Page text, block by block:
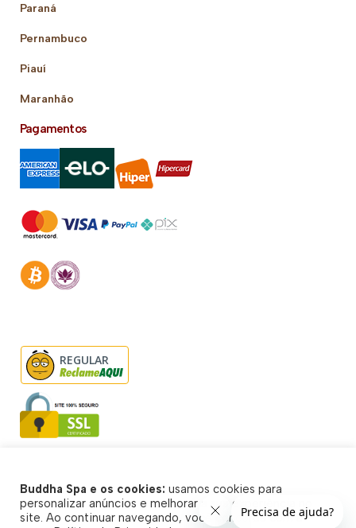
Paraná
Pernambuco
Piauí
Maranhão
Pagamentos
REGULAR
© Buddha Spa 2026 - Todos direitos reservados
Buddha Spa e os cookies: usamos cookies para
personalizar anúncios e melhorar a sua experiência no
site. Ao continuar navegando, você concorda com a